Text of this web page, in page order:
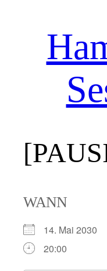
WANN
14. Mai 2030
20:00